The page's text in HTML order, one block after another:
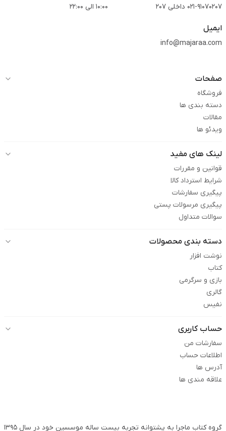
021-91070207 داخلی 207 10:00 الی 22:00
ایمیل
info@majaraa.com
صفحات
فروشگاه
دسته بندی ها
مقالات
ویدئو ها
لینک های مفید
قوانین و مقررات
شرایط استرداد کالا
پیگیری سفارشات
پیگیری مرسولات پستی
سوالات متداول
دسته بندی محصولات
نوشت افزار
کتاب
بازی و سرگرمی
گالری
نفیس
حساب کاربری
سفارشات من
اطلاعات حساب
آدرس ها
علاقه مندی ها
گروه کتاب ماجرا به پشتوانه تجربه بیست ساله موسسین خود در سال ۱۳۹۵